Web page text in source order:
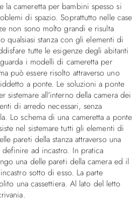
la cameretta per bambini spesso si
di spazio. Soprattutto nelle case
non sono molto grandi e risulta
qualsiasi stanza con gli elementi di
tutte le esigenze degli abitanti
i modelli di cameretta per
può essere risolto attraverso uno
a ponte. Le soluzioni a ponte
sistemare all'interno della camera dei
di arredo necessari, senza
Lo schema di una cameretta a ponte
nel sistemare tutti gli elementi di
pareti della stanza attraverso una
ad incastro. In pratica
una delle pareti della camera ed il
sotto di esso. La parte
una cassettiera. Al lato del letto